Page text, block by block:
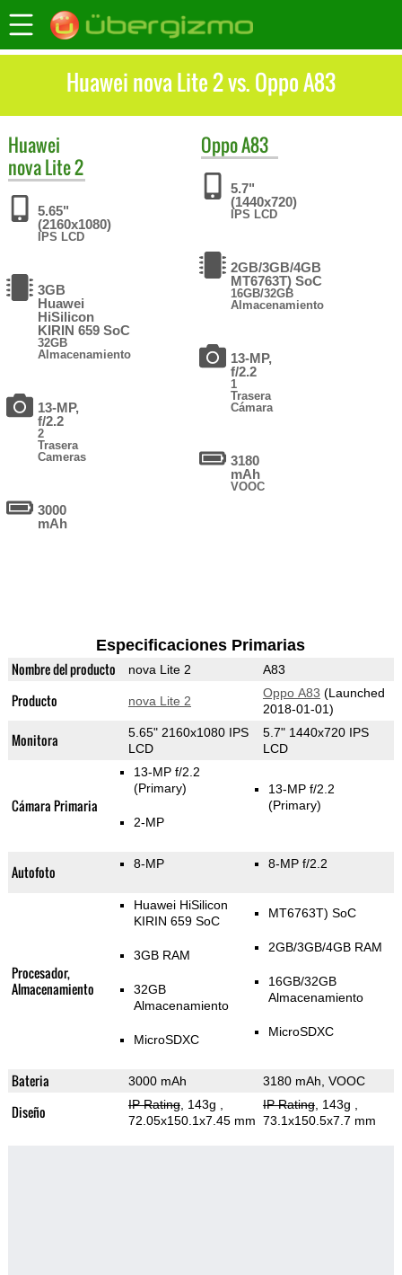
Huawei nova Lite 2 vs. Oppo A83
Huawei
nova Lite 2
5.65"
(2160x1080)
IPS LCD
3GB
Huawei
HiSilicon
KIRIN 659 SoC
32GB
Almacenamiento
13-MP,
f/2.2
2
Trasera
Cameras
3000
mAh
OppoA83
5.7"
(1440x720)
IPS LCD
2GB/3GB/4GB
MT6763T) SoC
16GB/32GB
Almacenamiento
13-MP,
f/2.2
1
Trasera
Cámara
3180
mAh
VOOC
Especificaciones Primarias
Nombre del producto nova Lite 2 A83
Producto nova Lite 2
Oppo A83 (Launched
2018-01-01)
Monitora
5.65" 2160x1080 IPS
LCD
5.7" 1440x720 IPS
LCD
Cámara Primaria
13-MP f/2.2
(Primary)
2-MP
13-MP f/2.2
(Primary)
Autofoto 8-MP 8-MP f/2.2
Procesador,
Almacenamiento
Huawei HiSilicon
KIRIN 659 SoC
3GB RAM
32GB
Almacenamiento
MicroSDXC
MT6763T) SoC
2GB/3GB/4GB RAM
16GB/32GB
Almacenamiento
MicroSDXC
Bateria 3000 mAh 3180 mAh, VOOC
Diseño IP Rating, 143g
72.05x150.1x7.45 mm
IP Rating, 143g
73.1x150.5x7.7 mm